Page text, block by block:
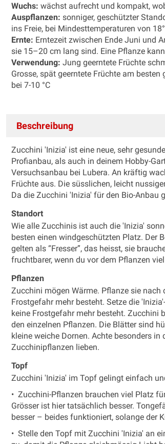
Wuchs: wächst aufrecht und kompakt,
Auspflanzen: sonniger, geschützter
ins Freie, bei Mindesttemperaturen von
Ernte: Erntezeit zwischen Ende Juni und
sie 15–20 cm lang sind. Eine Pflanze
Verwendung: Jung geerntete Früchte
Grosse, spät geerntete Früchte am
bei 7-10 °C
Beschreibung
Zucchini 'Inizia' ist eine neue, sehr
Profianbau, als auch in deinem Hobby-
Versuchsanbau bei Lubera. An kräftig
Früchte aus. Die süsslichen, leicht
Da die Zucchini 'Inizia' für den Bio-Anbau
Standort
Wie alle Zucchinis ist auch die 'Inizia'
besten einen windgeschützten Platz. Der
gelten als “Fresser”, das heisst, sie
fruchtbarer, wenn du vor dem Pflanzen
Pflanzen
Zucchini mögen Wärme. Pflanze sie
Frostgefahr mehr besteht. Setze die
keine Frostgefahr mehr besteht. Zucchini
den einzelnen Pflanzen. Die Blätter sind
kleine weiche Dornen. Achte besonders
Zucchinipflanzen lieben.
Topf
Zucchini 'Inizia' im Topf gelingt einfach
• Zucchini-Pflanzen brauchen viel Platz
Grösser ist hier tatsächlich besser.
besser – beides funktioniert, solange der
• Stelle den Topf mit Zucchini 'Inizia' an